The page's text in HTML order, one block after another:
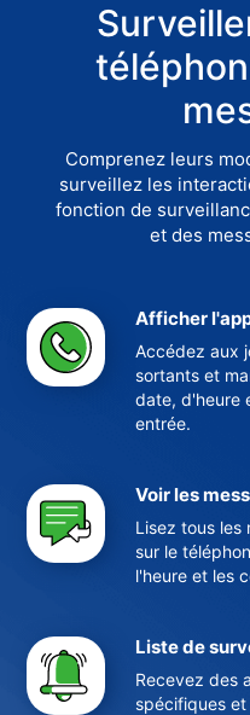
Comprenez leurs
surveillez les
fonction de
et des
Afficher
Accédez aux
sortants et
date, d'heure
entrée.
Voir les
Lisez tous les
sur le
l'heure et les
Liste de
Recevez des
spécifiques